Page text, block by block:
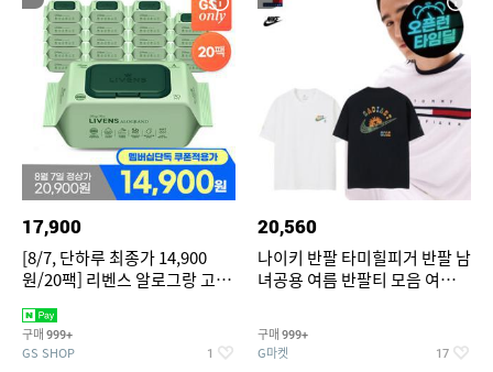
17,900
[8/7, 단하루 최종가 14,900
원/20팩] 리벤스 알로그랑 고평
구매 999+
GS SHOP 1
20,560
나이키 반팔 타미힐피거 반팔 남
녀공용 여름 반팔티 모음 여름
구매 999+
G마켓 17